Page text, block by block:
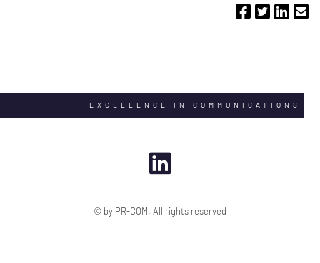
EXCELLENCE IN COMMUNICATIONS
© by PR-COM. All rights reserved